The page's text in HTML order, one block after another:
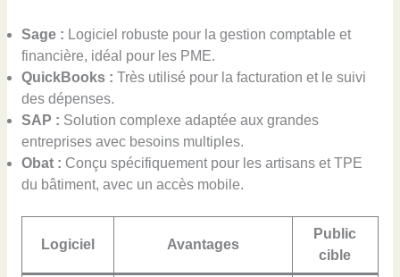
Sage : Logiciel robuste pour la gestion comptable et
financière, idéal pour les PME.
QuickBooks : Très utilisé pour la facturation et le suivi
des dépenses.
SAP : Solution complexe adaptée aux grandes
entreprises avec besoins multiples.
Obat : Conçu spécifiquement pour les artisans et TPE
du bâtiment, avec un accès mobile.
Logiciel Avantages
Public
cible